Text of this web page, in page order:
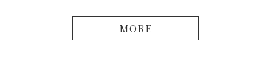
MORE